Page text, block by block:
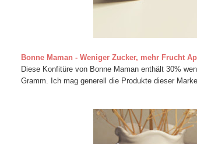
Bonne Maman - Weniger Zucker, mehr Frucht
Diese Konfitüre von Bonne Maman enthält 30%
Gramm. Ich mag generell die Produkte dieser